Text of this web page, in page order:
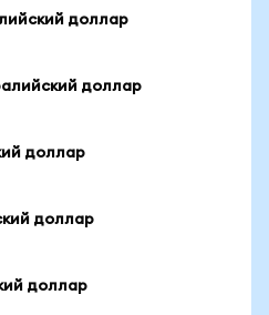
доллар
доллар
доллар
доллар
доллар